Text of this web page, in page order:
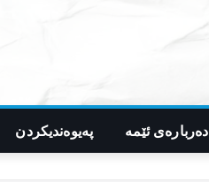
دەربارەی ئێمە پەیوەندیکردن